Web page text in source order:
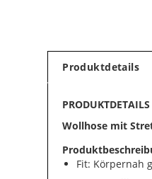
Produktdetails
PRODUKTDETAILS
Wollhose mit
Fit: Körpernah